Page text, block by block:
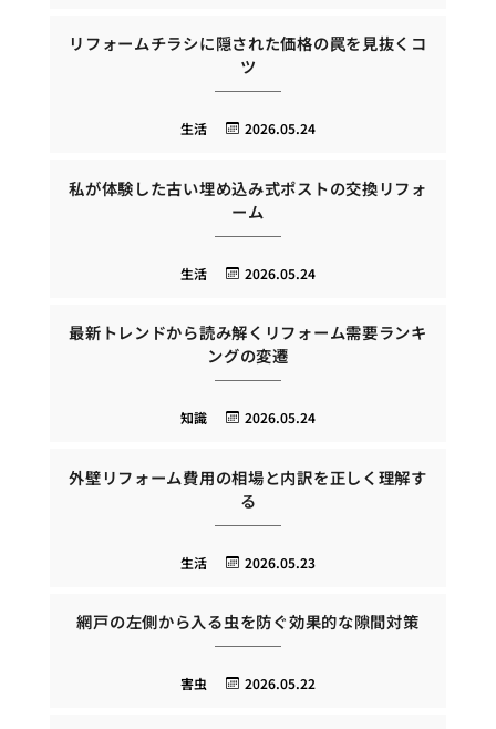
リフォームチラシに隠された価格の罠を見抜くコ
ツ
2026.05.24
生活
私が体験した古い埋め込み式ポストの交換リフォ
ーム
2026.05.24
生活
最新トレンドから読み解くリフォーム需要ランキ
ングの変遷
2026.05.24
知識
外壁リフォーム費用の相場と内訳を正しく理解す
る
2026.05.23
生活
網戸の左側から入る虫を防ぐ効果的な隙間対策
2026.05.22
害虫